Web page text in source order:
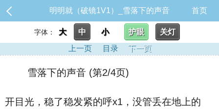
明明就（破镜1V1）_雪落下的声音 首页
字体： 大 中 小 护眼
关灯
上一页
目录 下一页
雪落下的声音 (第2/4页)
开目光，稳了稳发紧的呼x1，没管丢在地上的